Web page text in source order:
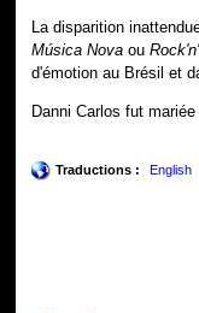
La disparition
Música Nova ou
d'émotion au Brésil et
Danni Carlos fut
Traductions : English